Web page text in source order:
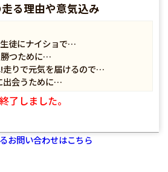
る理由や意気込み
徒にナイショで…
勝つために…
走りで元気を届けるので…
出会うために…
了しました。
お問い合わせはこちら